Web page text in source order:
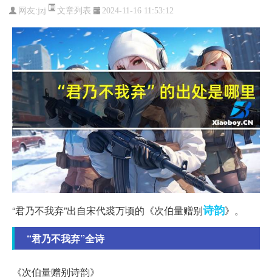
网友:jzj 文章列表 2024-11-16 11:53:12
“君乃不我弃”出自宋代裘万顷的《次伯量赠别诗韵》。
“君乃不我弃”全诗
《次伯量赠别诗韵》